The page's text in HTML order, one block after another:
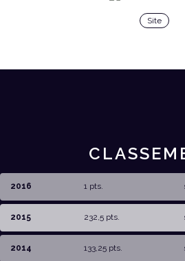
Site
2016 1 pts.
2015 232,5 pts.
2014 133,25 pts.